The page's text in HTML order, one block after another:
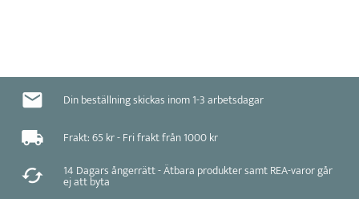
Din beställning skickas inom 1-3 arbetsdagar
Frakt: 65 kr - Fri frakt från 1000 kr
14 Dagars ångerrätt - Ätbara produkter samt REA-varor går
ej att byta